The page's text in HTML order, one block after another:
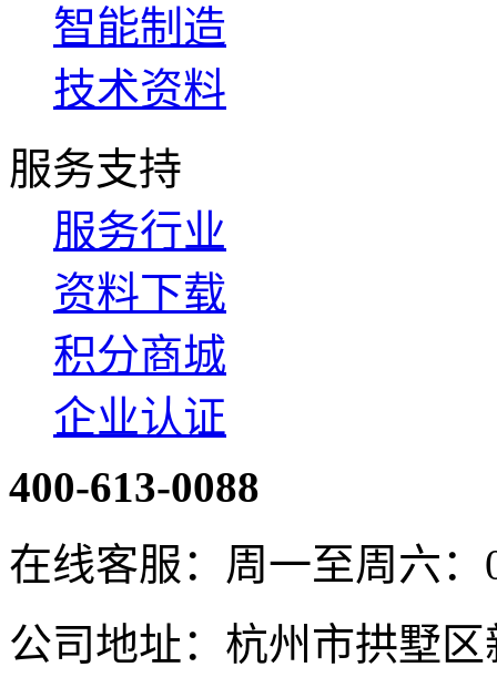
智能制造
技术资料
服务支持
服务行业
资料下载
积分商城
企业认证
400-613-0088
在线客服：周一至周六：
公司地址：杭州市拱墅